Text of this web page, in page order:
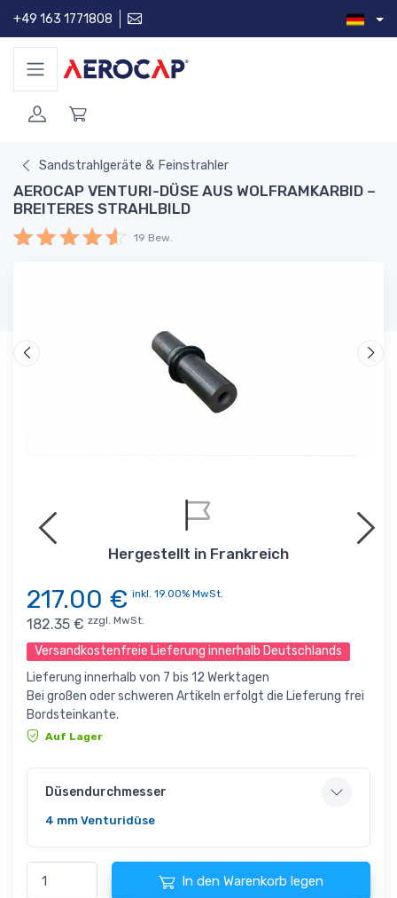
+49 163 1771808
Sandstrahlgeräte & Feinstrahler
AEROCAP VENTURI-DÜSE AUS WOLFRAMKARBID –
BREITERES STRAHLBILD
19 Bew.
Hergestellt in Frankreich
217.00 € inkl. 19.00% MwSt.
182.35 € zzgl. MwSt.
Versandkostenfreie Lieferung innerhalb Deutschlands
Lieferung innerhalb von 7 bis 12 Werktagen
Bei großen oder schweren Artikeln erfolgt die Lieferung frei
Bordsteinkante.
Auf Lager
Düsendurchmesser
4 mm Venturidüse
In den Warenkorb legen